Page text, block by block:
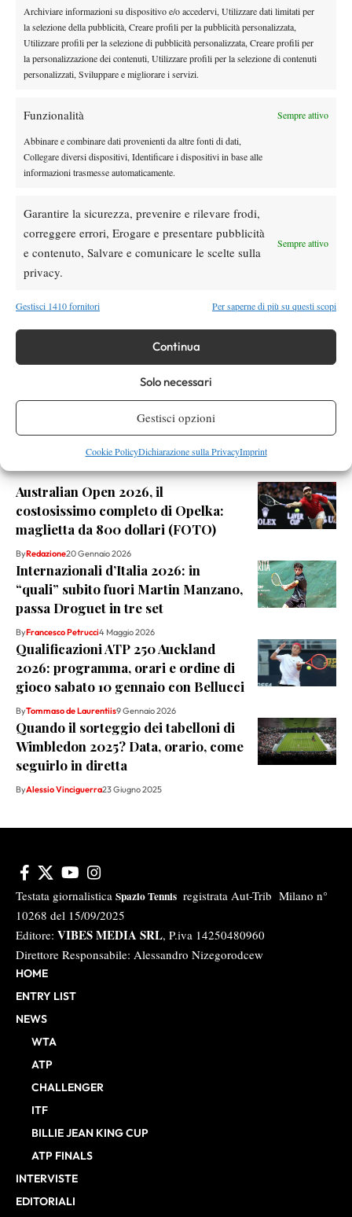
Archiviare informazioni su dispositivo e/o accedervi, Utilizzare dati limitati per
la selezione della pubblicità, Creare profili per la pubblicità personalizzata,
Utilizzare profili per la selezione di pubblicità personalizzata, Creare profili per
la personalizzazione dei contenuti, Utilizzare profili per la selezione di contenuti
personalizzati, Sviluppare e migliorare i servizi.
Funzionalità Sempre attivo
Abbinare e combinare dati provenienti da altre fonti di dati,
Collegare diversi dispositivi, Identificare i dispositivi in base alle
informazioni trasmesse automaticamente.
Garantire la sicurezza, prevenire e rilevare frodi,
correggere errori, Erogare e presentare pubblicità
e contenuto, Salvare e comunicare le scelte sulla
privacy.
Sempre attivo
Gestisci 1410 fornitori Per saperne di più su questi scopi
Continua
Solo necessari
Gestisci opzioni
Cookie PolicyDichiarazione sulla PrivacyImprint
Masters 1000 Montreal 2026: medical time
out per Shang contro Darderi
Wta
SOCIAL
Facebook
Instagram
Youtube
RELATED NEWS
Australian Open 2026, il
costosissimo completo di Opelka:
maglietta da 800 dollari (FOTO)
ByRedazione20 Gennaio 2026
Internazionali d’Italia 2026: in
“quali” subito fuori Martin Manzano,
passa Droguet in tre set
ByFrancesco Petrucci4 Maggio 2026
Qualificazioni ATP 250 Auckland
2026: programma, orari e ordine di
gioco sabato 10 gennaio con Bellucci
ByTommaso de Laurentiis9 Gennaio 2026
Quando il sorteggio dei tabelloni di
Wimbledon 2025? Data, orario, come
seguirlo in diretta
ByAlessio Vinciguerra23 Giugno 2025
Testata giornalistica Spazio Tennis registrata Aut-Trib Milano n°
10268 del 15/09/2025
Editore: VIBES MEDIA SRL, P.iva 14250480960
Direttore Responsabile: Alessandro Nizegorodcew
HOME
ENTRY LIST
NEWS
WTA
ATP
CHALLENGER
ITF
BILLIE JEAN KING CUP
ATP FINALS
INTERVISTE
EDITORIALI